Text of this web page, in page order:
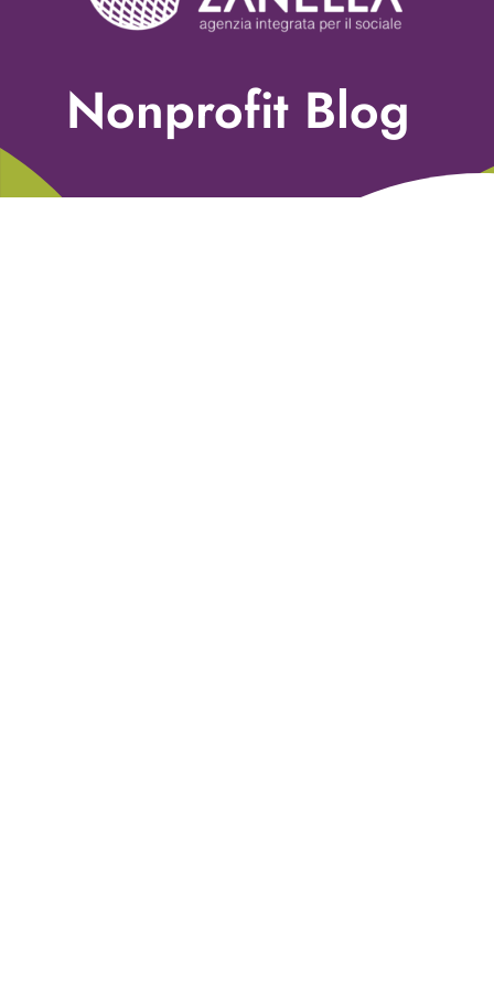
Servizi
Nonprofit Blog
Fundraising Academy
Nonprofit Blog